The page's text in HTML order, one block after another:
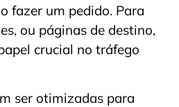
fazer um pedido. Para
ou páginas de destino,
crucial no tráfego
ser otimizadas para